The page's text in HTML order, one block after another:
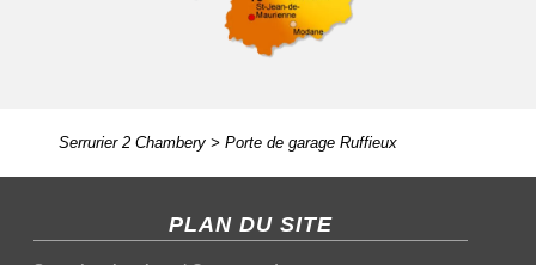
Serrurier 2 Chambery> Porte de garage Ruffieux
PLAN DU SITE